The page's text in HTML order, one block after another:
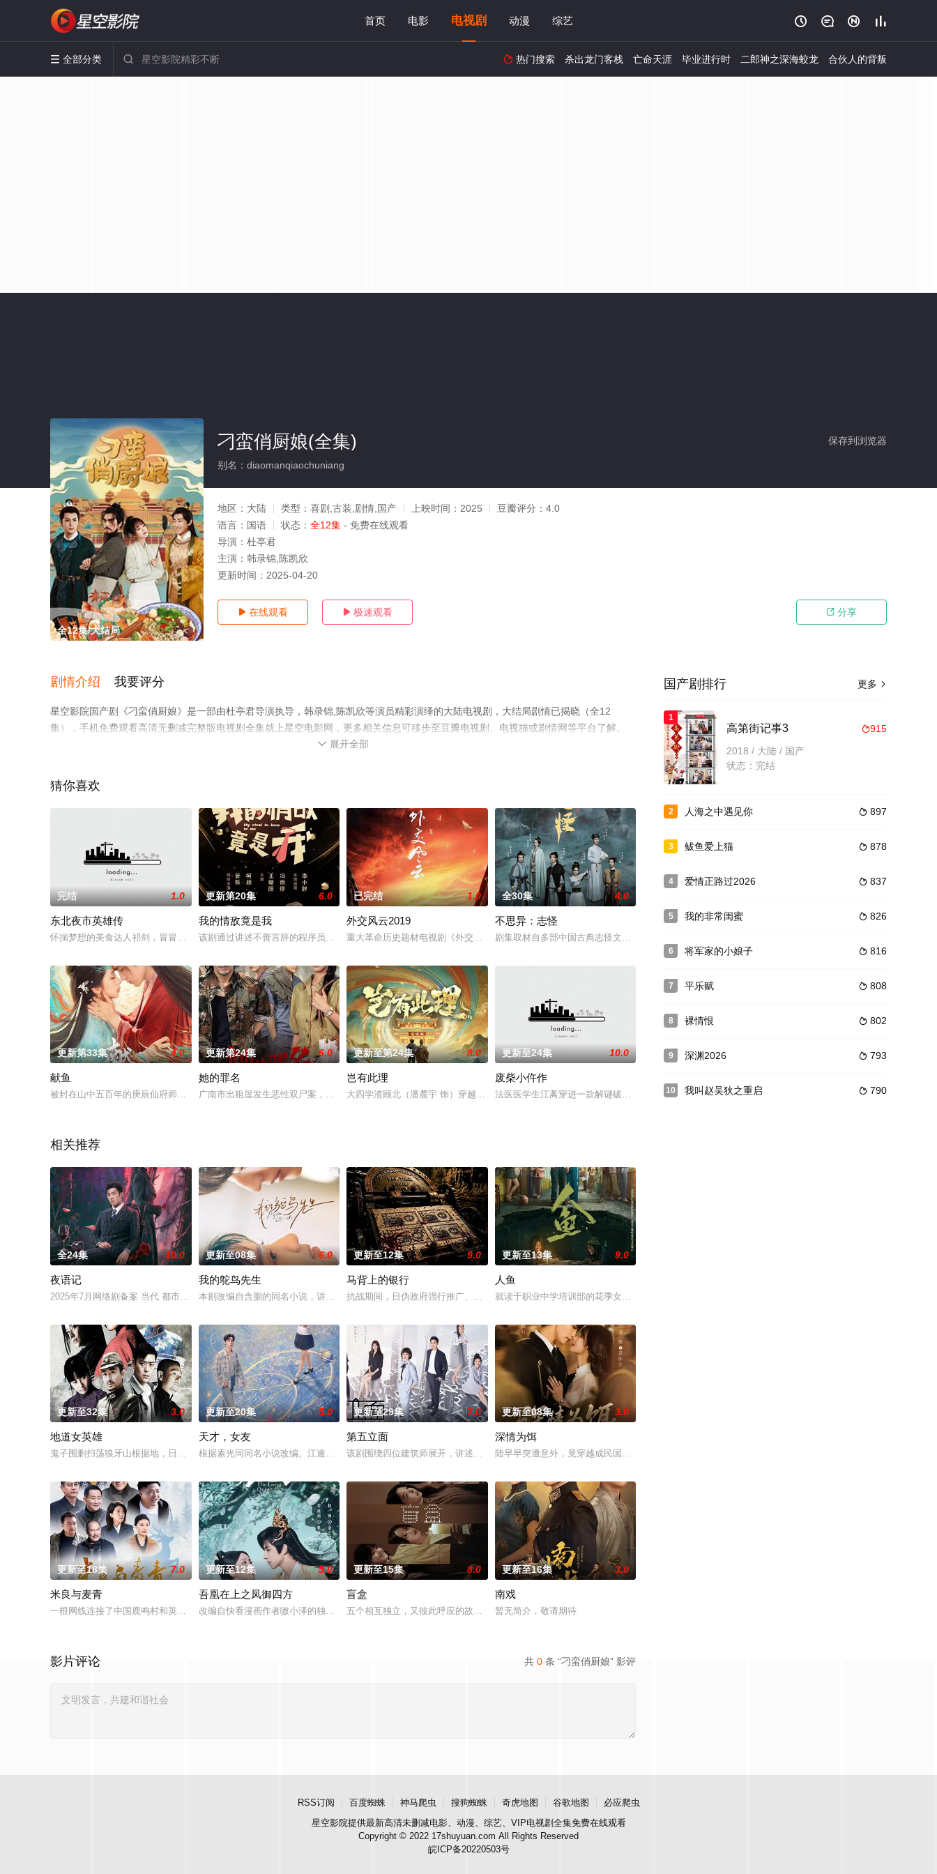
首页 电影 电视剧 动漫 综艺    
 全部分类   热门搜索 杀出龙门客栈 亡命天涯 毕业进行时 二郎神之深海蛟龙 合伙人的背叛
全12集/大结局
保存到浏览器
刁蛮俏厨娘(全集)
别名：diaomanqiaochuniang
地区： 大陆 类型： 喜剧,古装,剧情,国产 上映时间： 2025 豆瓣评分： 4.0
语言： 国语 状态： 全12集 - 免费在线观看
导演： 杜亭君
主演： 韩录锦,陈凯欣
更新时间： 2025-04-20
 在线观看  极速观看  分享
剧情介绍 我要评分
星空影院国产剧《刁蛮俏厨娘》是一部由杜亭君导演执导，韩录锦,陈凯欣等演员精彩演绎的大陆电视剧，大结局剧情已揭晓（全12
集），手机免费观看高清无删减完整版电视剧全集就上星空电影网，更多相关信息可移步至豆瓣电视剧、电视猫或剧情网等平台了解。
 展开全部
猜你喜欢
完结 1.0
东北夜市英雄传
怀揣梦想的美食达人祁剑，冒冒失失的走进本市有着悠久历史的美食一条街“雕花夜市”。开启了自己的“美食奇遇记”……
更新第20集 6.0
我的情敌竟是我
该剧通过讲述不善言辞的程序员借助科技的方式来表达感情最终促进自我成长的故事，来展示男女在面对“浪漫”时的思维差
已完结 1.0
外交风云2019
重大革命历史题材电视剧《外交风云》是一部宏伟壮观的史诗巨片，以宏大的历史视野，真实地再现新中国成立以来中国外交
全30集 4.0
不思异：志怪
剧集取材自多部中国古典志怪文学名著，讲述了拥有月人之力的除妖师吴进游走人间，立誓除去所有妖邪的故
更新第33集 4.0
献鱼
被封在山中五百年的庚辰仙府师祖司马焦（陈飞宇 饰）与意外来到修仙界的廖停雁（王影璐 饰）相遇后，被其无欲无求的
更新第24集 6.0
她的罪名
广南市出租屋发生恶性双尸案，夜总会女子李娜琳达惨遭虐杀。刑警林威与经验老到的马国栋联手查案，从现场细节推翻劫财
更新至第24集 8.0
岂有此理
大四学渣顾北（潘麓宇 饰）穿越成边关小将，靠“逍遥阁”躺平三年。圣旨召他回京，竟发现皇帝萧策（潘毅鸿 饰）是前
更新至24集 10.0
废柴小仵作
法医医学生江蓠穿进一款解谜破案游戏，化身成为一名古代小任作。为了通关，江篱与任作沈修宁、捕头李沧
相关推荐
全24集 10.0
夜语记
2025年7月网络剧备案 当代 都市 海南越酷文化传媒有限公司
更新至08集 6.0
我的鸵鸟先生
本剧改编自含胭的同名小说，讲述了邻家女孩庞倩（苏晓彤 饰）与童年时因一场意外落下身体残缺的少年顾铭夕（何洛洛
更新至12集 9.0
马背上的银行
抗战期间，日伪政府强行推广、使用由“中国准备银行”发行的伪钞货币。根据党中央指示，高景波、徐邵梁、孙希光和黄鹰
更新至13集 9.0
人鱼
就读于职业中学培训部的花季女生苏琳（黄杨钿甜 饰），虽自小被父母忽视，在艰苦环境中长大，但她始终刻
更新至32集 3.0
地道女英雄
鬼子围剿扫荡狼牙山根据地，日军大队长野田天一、中队长三木武夫等带兵参加围剿。冀中军区损失惨重，袁政委不幸牺牲。
更新至20集 5.0
天才，女友
根据素光同同名小说改编。江逾白长大以后，林知夏忽然对他说：“江逾白，我喜欢你，哲学和生物学意义上的喜欢。”那个
更新至29集 7.0
第五立面
该剧围绕四位建筑师展开，讲述了他们在中意合作项目中面对专业挑战与境外竞争，通过创新实践实现本土设计理念突破的故
更新至08集 3.0
深情为饵
陆早早突遭意外，竟穿越成民国少夫人苏沐晚，醒来，却是丈夫枪口相对、父母冤案、连环下毒……她于绝境
更新至18集 7.0
米良与麦青
一根网线连接了中国鹿鸣村和英国牛津，麦香通过视频向米良宣告：婚不结了。鹿鸣村开了锅，村民大骂麦香是叛徒。麦香是
更新至12集 5.0
吾凰在上之凤御四方
改编自快看漫画作者嗷小泽的独家连载漫画《吾凰在上》。 现代少女奚圆（姜贞羽 饰）因意外踏入玄机界，继而卷入虎云
更新至15集 8.0
盲盒
五个相互独立，又彼此呼应的故事——用一场精心策划的“夏令营”完成复仇的受害者；临终前与遗憾和解的“无用之人”；
更新至16集 3.0
南戏
暂无简介，敬请期待
共 0 条 “刁蛮俏厨娘” 影评
影片评论
更多 
国产剧排行
1
915
高第街记事3
2018 / 大陆 / 国产
状态：完结
2  897
人海之中遇见你
3  878
鲅鱼爱上猫
4  837
爱情正路过2026
5  826
我的非常闺蜜
6  816
将军家的小娘子
7  808
平乐赋
8  802
裸情恨
9  793
深渊2026
10  790
我叫赵吴狄之重启
RSS订阅 百度蜘蛛 神马爬虫 搜狗蜘蛛 奇虎地图 谷歌地图
必应爬虫
星空影院提供最新高清未删减电影、动漫、综艺、VIP电视剧全集免费在线观看
Copyright © 2022 17shuyuan.com All Rights Reserved
皖ICP备20220503号